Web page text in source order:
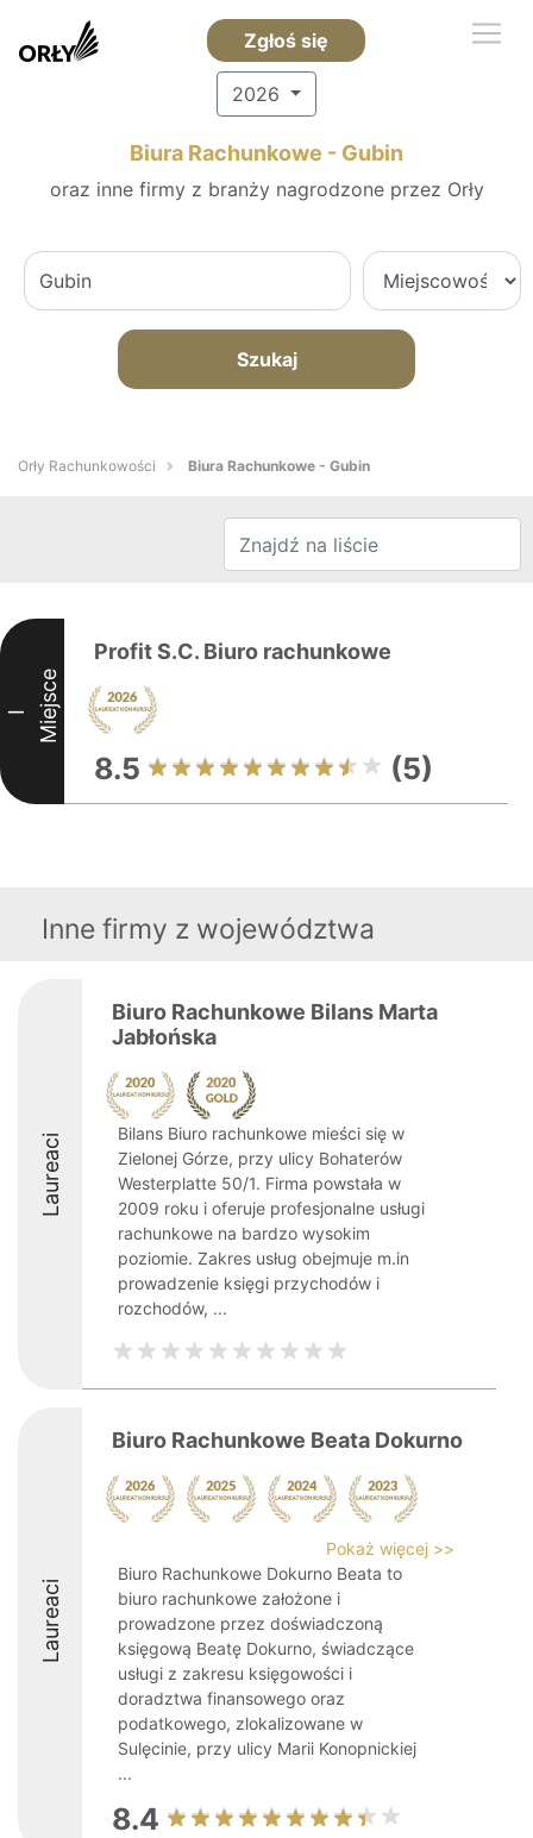
Zgłoś się
2026
Biura Rachunkowe - Gubin
oraz inne firmy z branży nagrodzone przez Orły
Szukaj
Orły Rachunkowości Biura Rachunkowe - Gubin
I Miejsce
Profit S.C. Biuro rachunkowe
8.5 (5)
Inne firmy z województwa
Laureaci
Biuro Rachunkowe Bilans Marta
Jabłońska
Bilans Biuro rachunkowe mieści się w
Zielonej Górze, przy ulicy Bohaterów
Westerplatte 50/1. Firma powstała w
2009 roku i oferuje profesjonalne usługi
rachunkowe na bardzo wysokim
poziomie. Zakres usług obejmuje m.in
prowadzenie księgi przychodów i
rozchodów, ...
Laureaci
Biuro Rachunkowe Beata Dokurno
Pokaż więcej >>
Biuro Rachunkowe Dokurno Beata to
biuro rachunkowe założone i
prowadzone przez doświadczoną
księgową Beatę Dokurno, świadczące
usługi z zakresu księgowości i
doradztwa finansowego oraz
podatkowego, zlokalizowane w
Sulęcinie, przy ulicy Marii Konopnickiej
...
8.4